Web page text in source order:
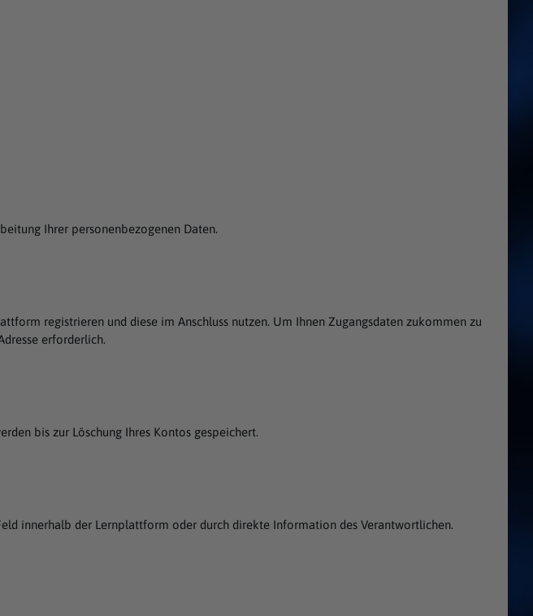
Ihrer personenbezogenen Daten.
registrieren und diese im Anschluss nutzen. Um Ihnen Zugangsdaten zukommen zu
erforderlich.
bis zur Löschung Ihres Kontos gespeichert.
innerhalb der Lernplattform oder durch direkte Information des Verantwortlichen.